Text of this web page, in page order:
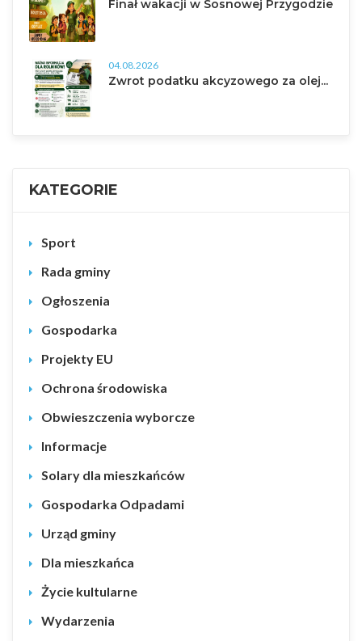
Finał wakacji w Sosnowej Przygodzie
04.08.2026
Zwrot podatku akcyzowego za olej...
KATEGORIE
Sport
Rada gminy
Ogłoszenia
Gospodarka
Projekty EU
Ochrona środowiska
Obwieszczenia wyborcze
Informacje
Solary dla mieszkańców
Gospodarka Odpadami
Urząd gminy
Dla mieszkańca
Życie kultularne
Wydarzenia